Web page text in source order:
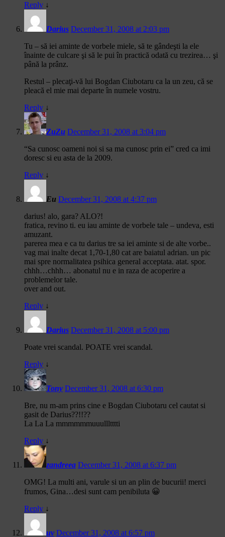
Reply ↓
Darius December 31, 2008 at 2:03 pm
Tu – să iei aminte de vorbele miele, să te gândeşti la ele
înainte de culcare şi să le pui în practică odată cu trezirea… şi
până la prânz.
Restul – plecaţi-vă lui Bogdan Ciubotaru ca la un zeu, că se
pleacă el mie mai departe în numele vostru.
Reply ↓
ZuZu December 31, 2008 at 3:04 pm
“Sa cunosc oameni noi si sa ma cunosc prin ei” cred ca imi
doresc si eu asta de la 2009.
Reply ↓
Eu December 31, 2008 at 4:37 pm
darius! alo, gara? ALO?!
fratica, revino ti. eu iau aminte de vorbele tale – undeva, esti
amuzant.
parerea mea e ca tu darius tre sa iei aminte si de alte vorbe..
vag mai inalte decat 1,70-1,80 cat are baiatul adrian. un pic
mai spre normalitatea psihica general acceptata. atat. spor.
chhh…chhh… abonatul nu e in raza de acoperire a
problemelor tale.
over and out.
Reply ↓
Darius December 31, 2008 at 5:00 pm
Poate vrei scandal. POATE vrei scandal.
Reply ↓
Tony December 31, 2008 at 6:30 pm
Bre, nu m-am prins cine e Bogdan Ciubotaru cel cautat si
gasit de Darius??!!??
La La La mmmmmmuuullltttti
Reply ↓
zandreea December 31, 2008 at 6:37 pm
OMG! La multi ani, varule si un an plin de bucurii! merci
frumos, Gina…desi sunt cam penibiluta 😀
Reply ↓
uv December 31, 2008 at 6:57 pm